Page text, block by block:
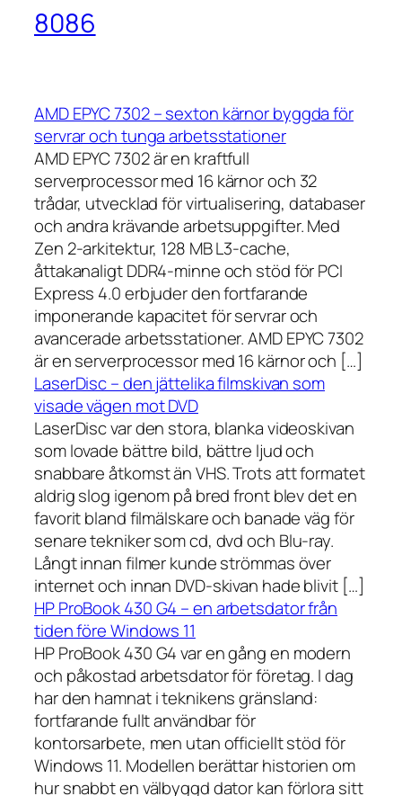
8086
AMD EPYC 7302 – sexton kärnor byggda för
servrar och tunga arbetsstationer
AMD EPYC 7302 är en kraftfull
serverprocessor med 16 kärnor och 32
trådar, utvecklad för virtualisering, databaser
och andra krävande arbetsuppgifter. Med
Zen 2-arkitektur, 128 MB L3-cache,
åttakanaligt DDR4-minne och stöd för PCI
Express 4.0 erbjuder den fortfarande
imponerande kapacitet för servrar och
avancerade arbetsstationer. AMD EPYC 7302
är en serverprocessor med 16 kärnor och […]
LaserDisc – den jättelika filmskivan som
visade vägen mot DVD
LaserDisc var den stora, blanka videoskivan
som lovade bättre bild, bättre ljud och
snabbare åtkomst än VHS. Trots att formatet
aldrig slog igenom på bred front blev det en
favorit bland filmälskare och banade väg för
senare tekniker som cd, dvd och Blu-ray.
Långt innan filmer kunde strömmas över
internet och innan DVD-skivan hade blivit […]
HP ProBook 430 G4 – en arbetsdator från
tiden före Windows 11
HP ProBook 430 G4 var en gång en modern
och påkostad arbetsdator för företag. I dag
har den hamnat i teknikens gränsland:
fortfarande fullt användbar för
kontorsarbete, men utan officiellt stöd för
Windows 11. Modellen berättar historien om
hur snabbt en välbyggd dator kan förlora sitt